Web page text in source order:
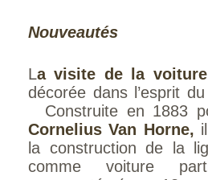
Nouveautés
La visite de la voiture
décorée dans l’esprit du
Construite en 1883
Cornelius Van Horne,
la construction de la
comme voiture